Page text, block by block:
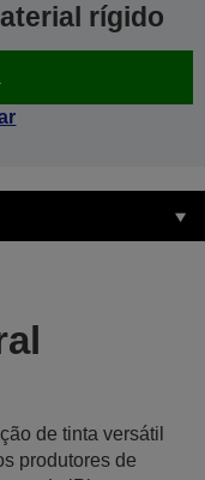
rígido
de tinta versátil
produtores de